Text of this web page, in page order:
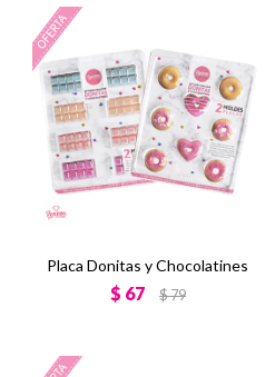
Placa Donitas y Chocolatines
$ 67 $79